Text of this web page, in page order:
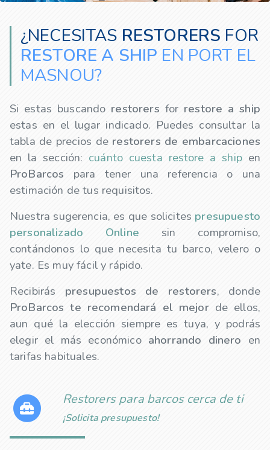
¿NECESITAS RESTORERS FOR
RESTORE A SHIP EN PORT EL
MASNOU?
Si estas buscando restorers for restore a ship
estas en el lugar indicado. Puedes consultar la
tabla de precios de restorers de embarcaciones
en la sección: cuánto cuesta restore a ship en
ProBarcos para tener una referencia o una
estimación de tus requisitos.
Nuestra sugerencia, es que solicites presupuesto
personalizado Online sin compromiso,
contándonos lo que necesita tu barco, velero o
yate. Es muy fácil y rápido.
Recibirás presupuestos de restorers, donde
ProBarcos te recomendará el mejorde ellos,
aun qué la elección siempre es tuya, y podrás
elegir el más económico ahorrando dinero en
tarifas habituales.
Restorers para barcos cerca de ti
¡Solicita presupuesto!